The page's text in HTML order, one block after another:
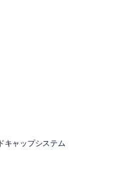
キャップシステム